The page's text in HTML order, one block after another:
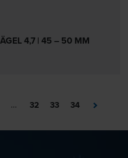
4,7 | 45 – 50 MM
... 32 33 34